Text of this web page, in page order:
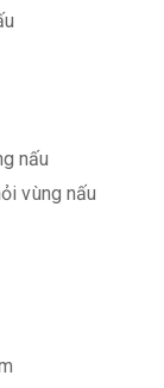
nấu
vùng nấu